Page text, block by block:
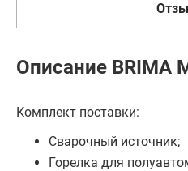
Описание BRIMA
Комплект поставки:
Сварочный источник;
Горелка для